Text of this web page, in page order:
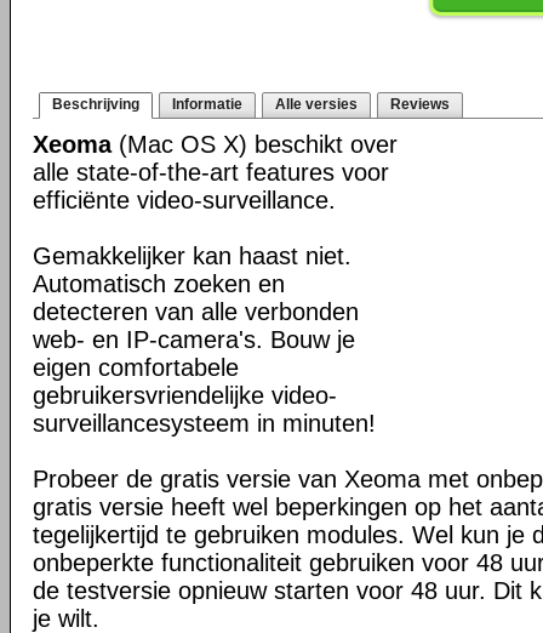
Beschrijving Informatie Alle versies Reviews
Xeoma(Mac OS X) beschikt over
alle state-of-the-art features voor
efficiënte video-surveillance.
Gemakkelijker kan haast niet.
Automatisch zoeken en
detecteren van alle verbonden
web- en IP-camera's. Bouw je
eigen comfortabele
gebruikersvriendelijke video-
surveillancesysteem in minuten!
Probeer de gratis versie van Xeoma met
gratis versie heeft wel beperkingen op het
tegelijkertijd te gebruiken modules. Wel kun je
onbeperkte functionaliteit gebruiken voor 48
de testversie opnieuw starten voor 48 uur. Dit
je wilt.